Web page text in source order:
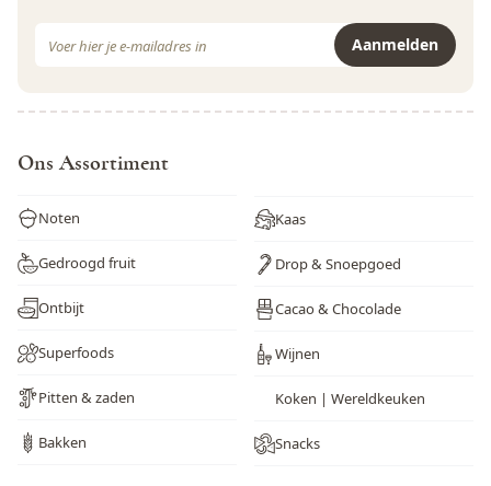
Aanmelden
Ons Assortiment
Noten
Gedroogd fruit
Ontbijt
Superfoods
Pitten & zaden
Bakken
Kaas
Drop & Snoepgoed
Cacao & Chocolade
Wijnen
Koken | Wereldkeuken
Snacks